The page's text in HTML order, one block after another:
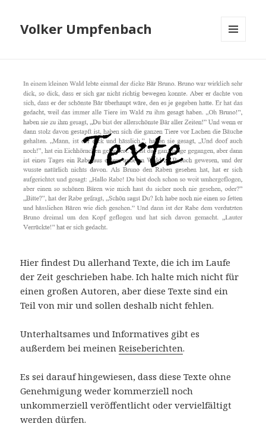
Volker Umpfenbach
Hier findest Du allerhand Texte, die ich im Laufe
der Zeit geschrieben habe. Ich halte mich nicht für
einen großen Autoren, aber diese Texte sind ein
Teil von mir und sollen deshalb nicht fehlen.
Unterhaltsames und Informatives gibt es
außerdem bei meinenReiseberichten.
Es sei darauf hingewiesen, dass diese Texte ohne
Genehmigung weder kommerziell noch
unkommerziell veröffentlicht oder vervielfältigt
werden dürfen.